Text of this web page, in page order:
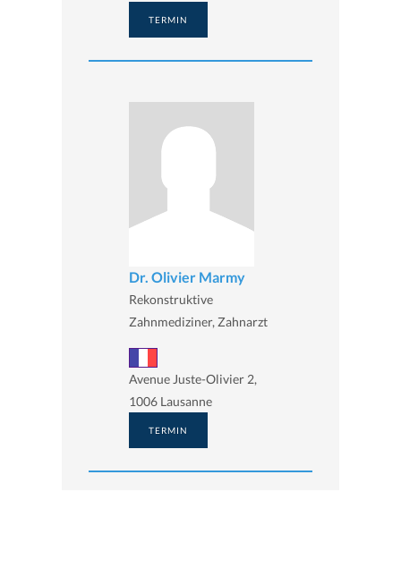
TERMIN
Dr. Olivier Marmy
Rekonstruktive
Zahnmediziner, Zahnarzt
Avenue Juste-Olivier 2,
1006 Lausanne
TERMIN